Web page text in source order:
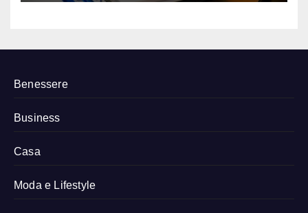
Benessere
Business
Casa
Moda e Lifestyle